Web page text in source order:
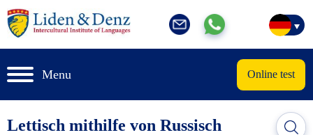
Menu Online test
Lettisch mithilfe von Russisch